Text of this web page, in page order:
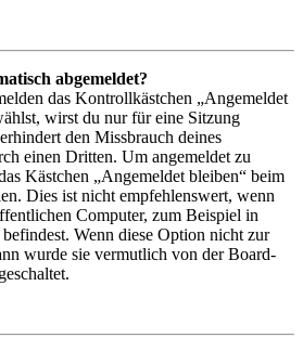
abgemeldet?
das Kontrollkästchen „Angemeldet
wirst du nur für eine Sitzung
den Missbrauch deines
einen Dritten. Um angemeldet zu
Kästchen „Angemeldet bleiben“ beim
Dies ist nicht empfehlenswert, wenn
Computer, zum Beispiel in
Wenn diese Option nicht zur
wurde sie vermutlich von der Board-